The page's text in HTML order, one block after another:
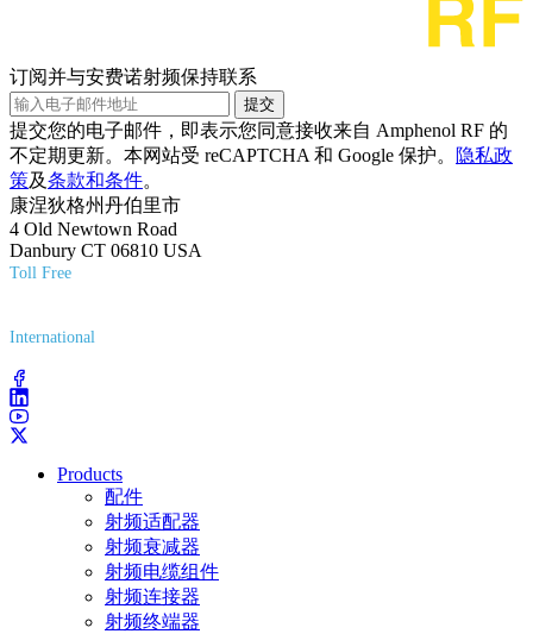
订阅并与安费诺射频保持联系
提交
提交您的电子邮件，即表示您同意接收来自 Amphenol RF 的
不定期更新。本网站受 reCAPTCHA 和 Google 保护。
隐私政
策及条款和条件。
康涅狄格州丹伯里市
4 Old Newtown Road
Danbury CT 06810 USA
Toll Free
International
Products
配件
射频适配器
射频衰减器
射频电缆组件
射频连接器
射频终端器